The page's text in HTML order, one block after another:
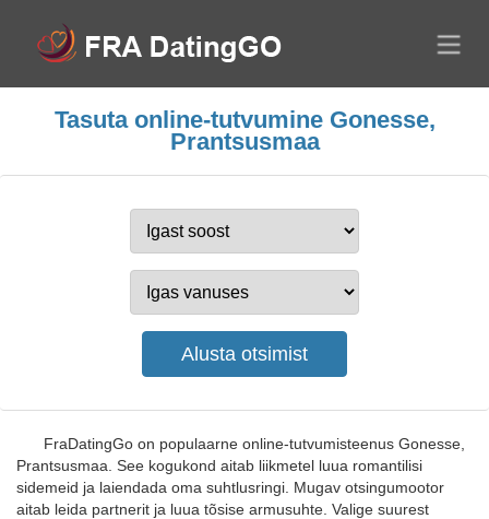
Tasuta online-tutvumine Gonesse,
Prantsusmaa
FraDatingGo on populaarne online-tutvumisteenus Gonesse,
Prantsusmaa. See kogukond aitab liikmetel luua romantilisi
sidemeid ja laiendada oma suhtlusringi. Mugav otsingumootor
aitab leida partnerit ja luua tõsise armusuhte. Valige suurest